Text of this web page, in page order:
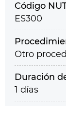
Código
ES300
Otro
Duración
1 días